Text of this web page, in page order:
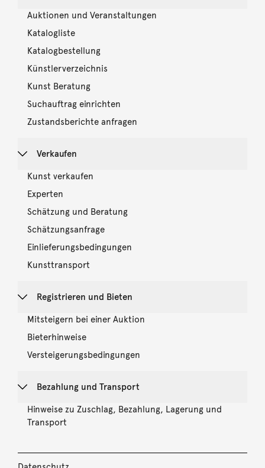
Auktionen und Veranstaltungen
Katalogliste
Katalogbestellung
Künstlerverzeichnis
Kunst Beratung
Suchauftrag einrichten
Zustandsberichte anfragen
Verkaufen
Kunst verkaufen
Experten
Schätzung und Beratung
Schätzungsanfrage
Einlieferungsbedingungen
Kunsttransport
Registrieren und Bieten
Mitsteigern bei einer Auktion
Bieterhinweise
Versteigerungsbedingungen
Bezahlung und Transport
Hinweise zu Zuschlag, Bezahlung, Lagerung und
Transport